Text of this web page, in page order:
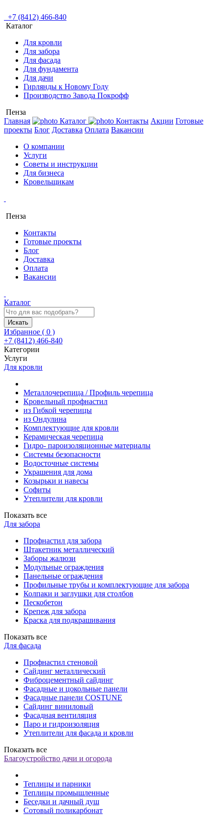
+7 (8412) 466-840
Каталог
Для кровли
Для забора
Для фасада
Для фундамента
Для дачи
Гирлянды к Новому Году
Производство Завода Покрофф
Пенза
Главная
Каталог Контакты Акции Готовые
проекты Блог Доставка Оплата Вакансии
О компании
Услуги
Советы и инструкции
Для бизнеса
Кровельщикам
Пенза
Контакты
Готовые проекты
Блог
Доставка
Оплата
Вакансии
Каталог
Искать
Избранное ( 0 )
+7 (8412) 466-840
Категории
Услуги
Для кровли
Металлочерепица / Профиль черепица
Кровельный профнастил
из Гибкой черепицы
из Ондулина
Комплектующие для кровли
Керамическая черепица
Гидро- пароизоляционные материалы
Системы безопасности
Водосточные системы
Украшения для дома
Козырьки и навесы
Софиты
Утеплители для кровли
Показать все
Для забора
Профнастил для забора
Штакетник металлический
Заборы жалюзи
Модульные ограждения
Панельные ограждения
Профильные трубы и комплектующие для забора
Колпаки и заглушки для столбов
Пескобетон
Крепеж для забора
Краска для подкрашивания
Показать все
Для фасада
Профнастил стеновой
Сайдинг металлический
Фиброцементный сайдинг
Фасадные и цокольные панели
Фасадные панели COSTUNE
Сайдинг виниловый
Фасадная вентиляция
Паро и гидроизоляция
Утеплители для фасада и кровли
Показать все
Благоустройство дачи и огорода
Теплицы и парники
Теплицы промышленные
Беседки и дачный душ
Сотовый поликарбонат